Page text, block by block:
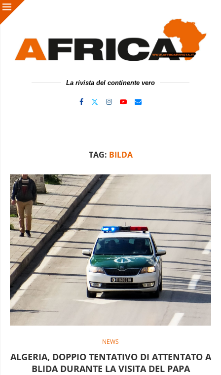
La rivista del continente vero
TAG: BILDA
NEWS
ALGERIA, DOPPIO TENTATIVO DI ATTENTATO A
BLIDA DURANTE LA VISITA DEL PAPA